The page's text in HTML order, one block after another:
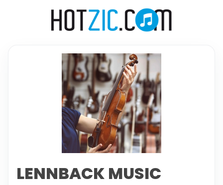
LENNBACK MUSIC